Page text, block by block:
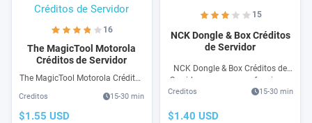
16
The MagicTool Motorola
Créditos de Servidor
The MagicTool Motorola Créditos
herramienta para trabajos
profesionales con Motorola
Creditos 15-30 min
$1.55 USD
15
NCK Dongle & Box Créditos
de Servidor
NCK Dongle & Box Créditos de
Servidor son acceso a funciones
que el programa de NCK Dongle
aquí al mejor precio, 100%
Creditos 15-30 min
$1.40 USD